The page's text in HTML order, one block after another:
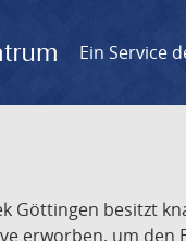
Ein Service
Göttingen besitzt
erworben, um